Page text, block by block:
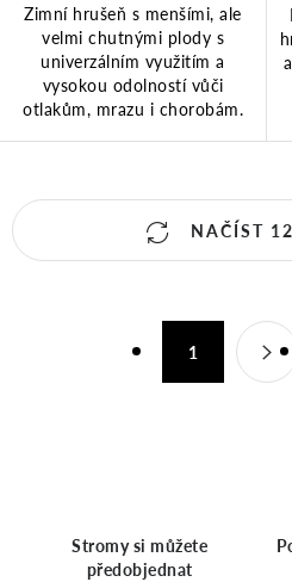
Zimní hrušeň s menšími, ale
velmi chutnými plody s
univerzálním využitím a
vysokou odolností vůči
otlakům, mrazu i chorobám.
O
NAČÍST
1
Stromy si můžete
předobjednat